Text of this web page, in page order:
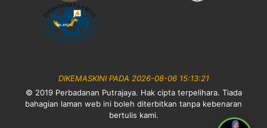
DIKEMASKINI PADA 2026-08-06 15:13:21
© 2019 Perbadanan Putrajaya. Hak cipta terpelihara. Tiada
bahagian laman web ini boleh diterbitkan tanpa kebenaran
bertulis kami.